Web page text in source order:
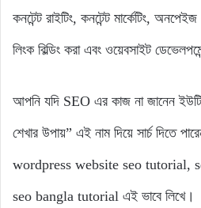
কনটেন্ট রাইটিং, কনটেন্ট মার্কেটিং,
লিংক বিল্ডিং করা এবং ওয়েবসাইট
আপনি যদি SEO এর কাজ না জানেন
শেখার উপায়” এই নাম দিয়ে সার্চ দিতে
wordpress website seo tutorial,
seo bangla tutorial এই ভাবে লিখে।